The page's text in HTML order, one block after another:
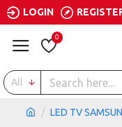
LOGIN
0
All
LED TV